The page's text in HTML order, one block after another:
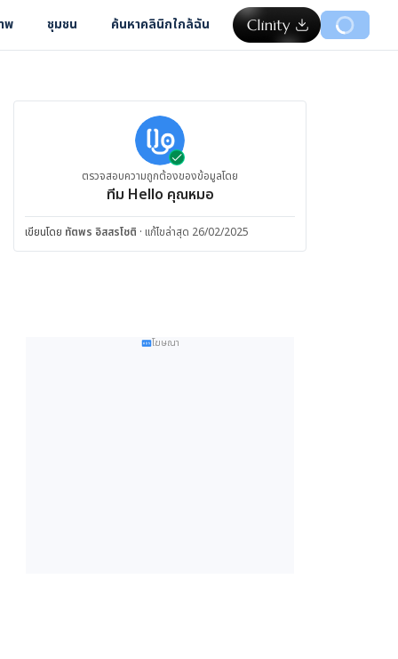
พ ชุมชน ค้นหาคลินิกใกล้ฉัน
ตรวจสอบความถูกต้องของข้อมูลโดย
ทีม Hello คุณหมอ
เขียนโดย ทัตพร อิสสรโชติ · แก้ไขล่าสุด 26/02/2025
โฆษณา